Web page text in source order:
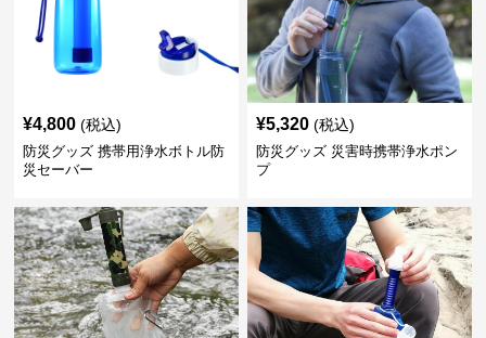
¥4,800 (税込)
防災グッズ 携帯用浄水ボトル防
災セーバー
¥5,320 (税込)
防災グッズ 災害時携帯浄水ポン
プ